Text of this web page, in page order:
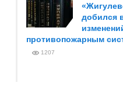
добился
противопожарным
1207